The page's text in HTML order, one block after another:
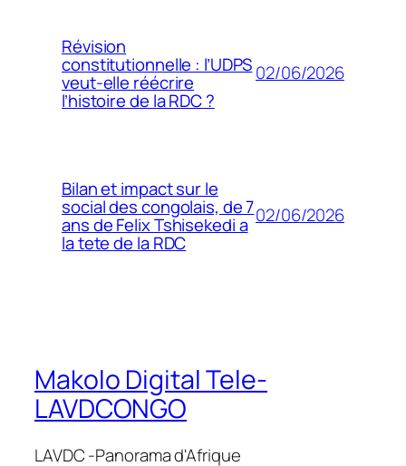
Révision
constitutionnelle : l’UDPS
veut-elle réécrire
l’histoire de la RDC ?
02/06/2026
Bilan et impact sur le
social des congolais, de 7
ans de Felix Tshisekedi a
la tete de la RDC
02/06/2026
Makolo Digital Tele-
LAVDCONGO
LAVDC -Panorama d'Afrique